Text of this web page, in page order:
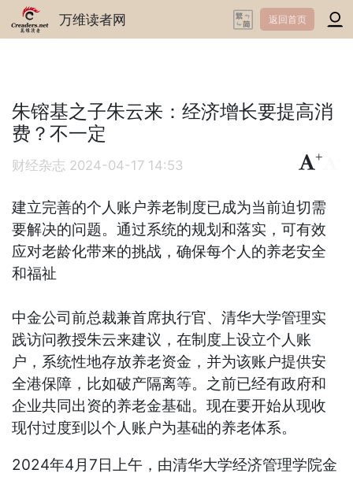
万维读者网 返回首页
朱镕基之子朱云来：经济增长要提高消
费？不一定
财经杂志 2024-04-17 14:53
+
建立完善的个人账户养老制度已成为当前迫切需
要解决的问题。通过系统的规划和落实，可有效
应对老龄化带来的挑战，确保每个人的养老安全
和福祉
中金公司前总裁兼首席执行官、清华大学管理实
践访问教授朱云来建议，在制度上设立个人账
户，系统性地存放养老资金，并为该账户提供安
全港保障，比如破产隔离等。之前已经有政府和
企业共同出资的养老金基础。现在要开始从现收
现付过度到以个人账户为基础的养老体系。
2024年4月7日上午，由清华大学经济管理学院金